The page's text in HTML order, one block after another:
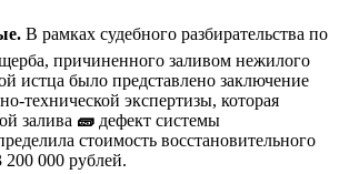
В рамках судебного разбирательства по
причиненного заливом нежилого
истца было представлено заключение
технической экспертизы, которая
залива 🧱 дефект системы
стоимость восстановительного
200 000 рублей.